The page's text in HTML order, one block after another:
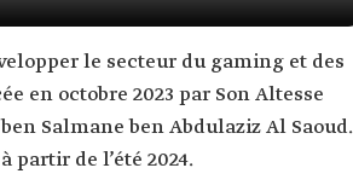
le secteur du gaming et des
en octobre 2023 par Son Altesse
Salmane ben Abdulaziz Al Saoud.
partir de l’été 2024.